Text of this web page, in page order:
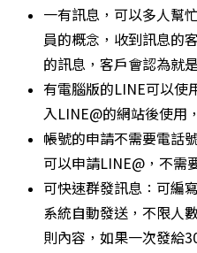
一有訊息，可以多人幫
員的概念，收到訊息的
的訊息，客戶會認為就
有電腦版的LINE可以使
入LINE@的網站後使用
帳號的申請不需要電話
可以申請LINE@，不需
可快速群發訊息：可編
系統自動發送，不限人
則內容，如果一次發給